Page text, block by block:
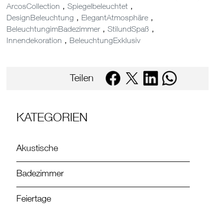
ArcosCollection ,Spiegelbeleuchtet ,
DesignBeleuchtung , ElegantAtmosphäre ,
BeleuchtungimBadezimmer ,StilundSpaß ,
Innendekoration , BeleuchtungExklusiv
Teilen
KATEGORIEN
Akustische
Badezimmer
Feiertage